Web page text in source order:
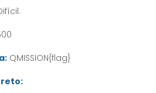
QMISSION{flag}